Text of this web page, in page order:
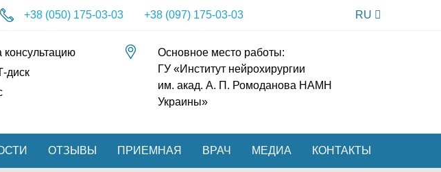
+38 (050) 175-03-03 +38 (097) 175-03-03 RU
консультацию
диск
Основное место работы:
ГУ «Институт нейрохирургии
им. акад. А. П. Ромоданова НАМН
Украины»
ОТЗЫВЫ ПРИЕМНАЯ ВРАЧ МЕДИА КОНТАКТЫ